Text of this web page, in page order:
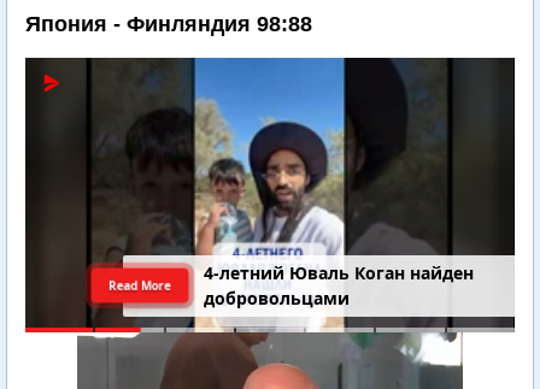
Япония - Финляндия 98:88
4-летний Юваль Коган найден
добровольцами
Read More